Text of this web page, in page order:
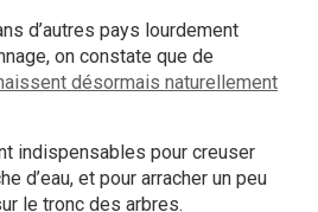
d’autres pays lourdement
on constate que de
désormais naturellement
indispensables pour creuser
d’eau, et pour arracher un peu
le tronc des arbres.